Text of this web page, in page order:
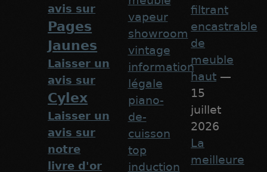
avis sur
Pages
Jaunes
Laisser un
avis sur
Cylex
Laisser un
avis sur
notre
livre d'or
vapeur
showroom
vintage
information
légale
piano-
de-
cuisson
top
induction
filtrant
encastrable
de
meuble
haut —
15
juillet
2026
La
meilleure